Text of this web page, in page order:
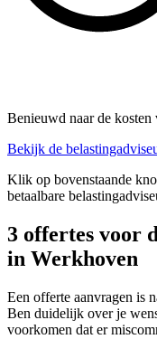
Benieuwd naar de kosten
Bekijk de
Klik op bovenstaande
betaalbare
3 offertes voor
in Werkhoven
Een offerte aanvragen is
Ben duidelijk over je
voorkomen dat er